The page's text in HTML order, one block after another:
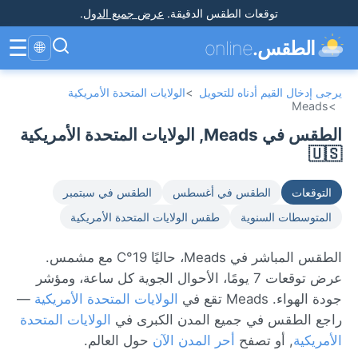
توقعات الطقس الدقيقة. عرض جميع الدول.
الطقس.online
🌐
☰
يرجى إدخال القيم أدناه للتحويل >الولايات المتحدة الأمريكية
>
Meads
الطقس في Meads, الولايات المتحدة الأمريكية
🇺🇸
التوقعات الطقس في أغسطس
الطقس في سبتمبر
المتوسطات السنوية
طقس الولايات المتحدة الأمريكية
الطقس المباشر في Meads، حاليًا 19°C مع مشمس.
عرض توقعات 7 يومًا، الأحوال الجوية كل ساعة، ومؤشر
جودة الهواء. Meads تقع في
الولايات المتحدة الأمريكية —
راجع الطقس في جميع المدن الكبرى في الولايات المتحدة
الأمريكية, أو تصفح أحر المدن الآن حول العالم.